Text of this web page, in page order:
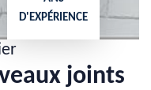
D'EXPÉRIENCE
joints